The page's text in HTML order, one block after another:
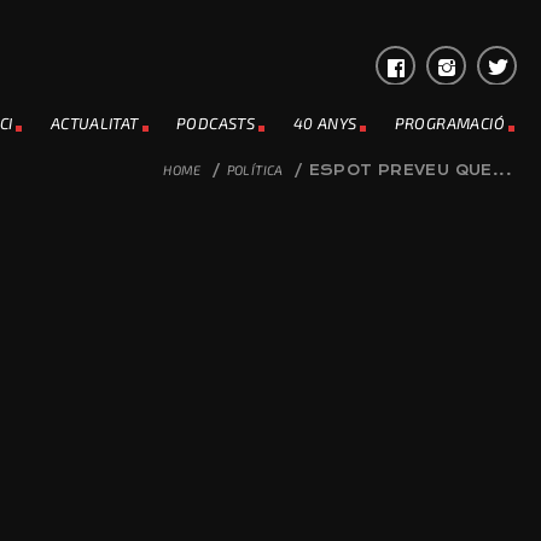
ACTUALITAT PODCASTS 40 ANYS PROGRAMACIÓ
HOME / POLÍTICA / ESPOT PREVEU QUE...